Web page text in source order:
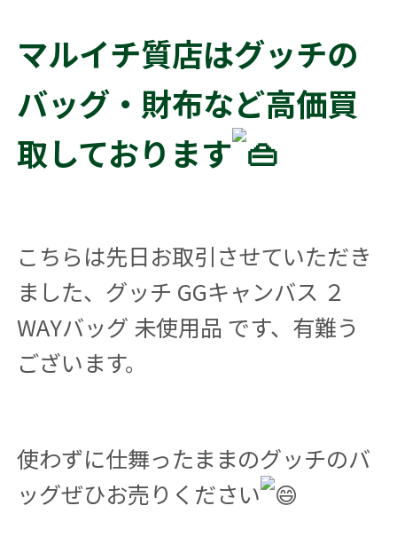
マルイチ質店はグッチの
バッグ・財布など高価買
取しております
こちらは先日お取引させていただき
ました、グッチ GGキャンバス ２
WAYバッグ 未使用品 です、有難う
ございます。
使わずに仕舞ったままのグッチのバ
ッグぜひお売りください